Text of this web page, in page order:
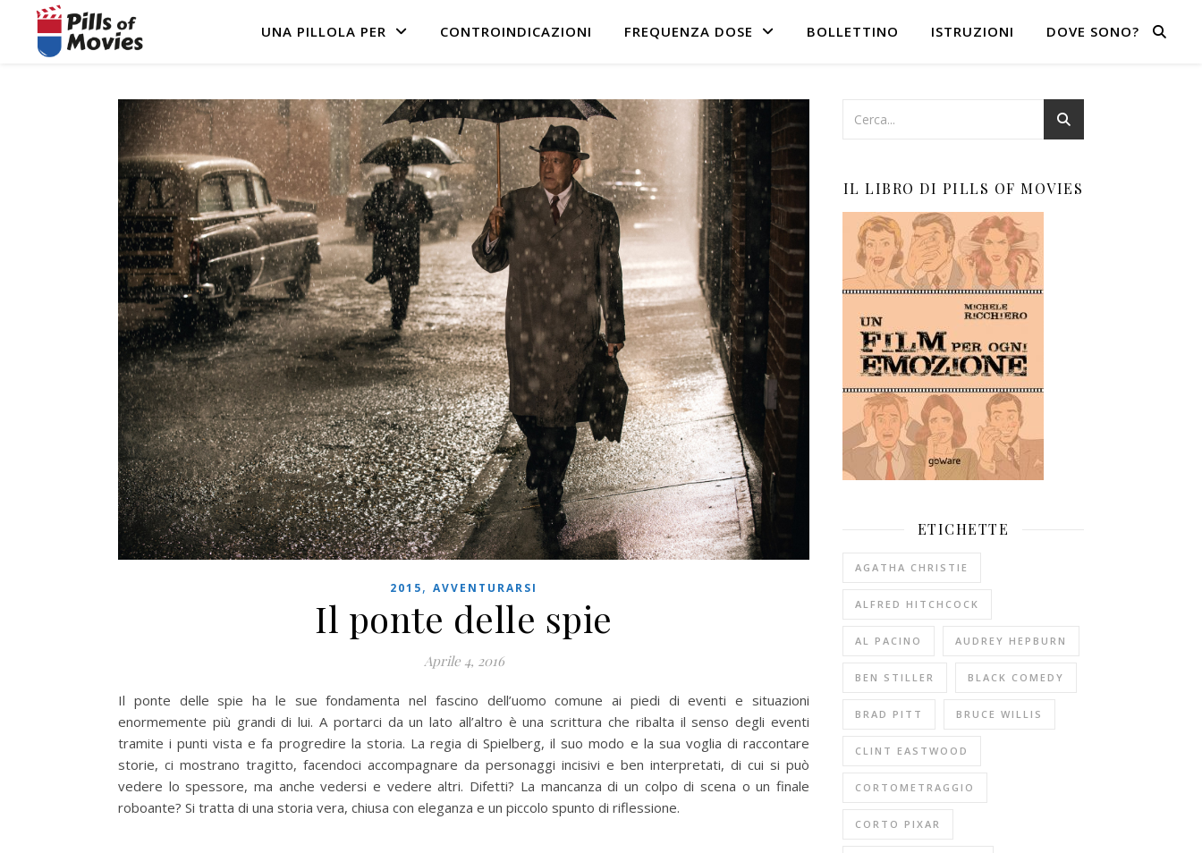
UNA PILLOLA PER CONTROINDICAZIONI FREQUENZA DOSE BOLLETTINO ISTRUZIONI DOVE SONO?
2015, AVVENTURARSI
Il ponte delle spie
Aprile 4, 2016
Il ponte delle spie ha le sue fondamenta nel fascino dell’uomo comune ai piedi di eventi e situazioni
enormemente più grandi di lui. A portarci da un lato all’altro è una scrittura che ribalta il senso degli eventi
tramite i punti vista e fa progredire la storia. La regia di Spielberg, il suo modo e la sua voglia di raccontare
storie, ci mostrano tragitto, facendoci accompagnare da personaggi incisivi e ben interpretati, di cui si può
vedere lo spessore, ma anche vedersi e vedere altri. Difetti? La mancanza di un colpo di scena o un finale
roboante? Si tratta di una storia vera, chiusa con eleganza e un piccolo spunto di riflessione.
IL LIBRO DI PILLS OF MOVIES
ETICHETTE
AGATHA CHRISTIE
ALFRED HITCHCOCK
AL PACINO AUDREY HEPBURN
BEN STILLER BLACK COMEDY
BRAD PITT BRUCE WILLIS
CLINT EASTWOOD
CORTOMETRAGGIO
CORTO PIXAR